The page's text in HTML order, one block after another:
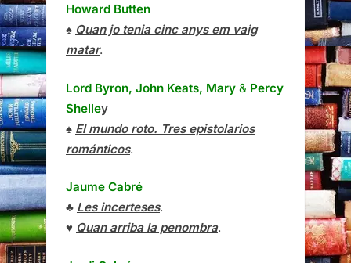
Howard Butten
♠ Quan jo tenia cinc anys em vaig
matar.
Lord Byron, John Keats, Mary & Percy
Shelley
♠ El mundo roto. Tres epistolarios
románticos.
Jaume Cabré
♣ Les incerteses.
♥ Quan arriba la penombra.